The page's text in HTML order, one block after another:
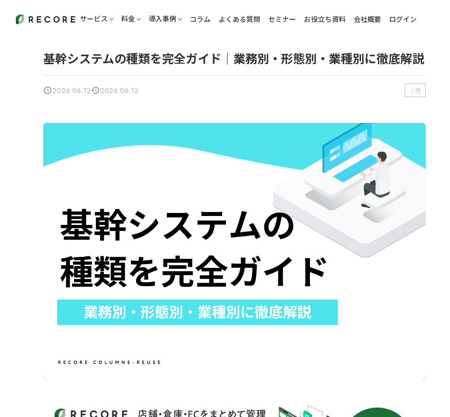
サービス 料金 導入事例 コラム よくある質問 セミナー お役立ち資料 会社概要 ログイン
基幹システムの種類を完全ガイド｜業務別・形態別・業種別に徹底解説
2026.06.12 2026.06.12 小売